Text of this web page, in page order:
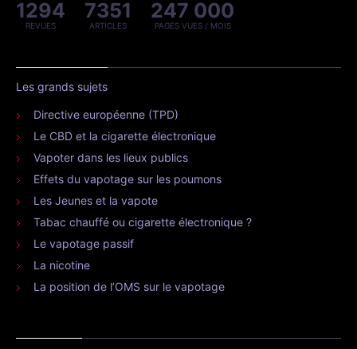
1294
REVUES
7351
ARTICLES
247 000
PAGES VUES / MOIS
Les grands sujets
Directive européenne (TPD)
Le CBD et la cigarette électronique
Vapoter dans les lieux publics
Effets du vapotage sur les poumons
Les Jeunes et la vapote
Tabac chauffé ou cigarette électronique ?
Le vapotage passif
La nicotine
La position de l’OMS sur le vapotage